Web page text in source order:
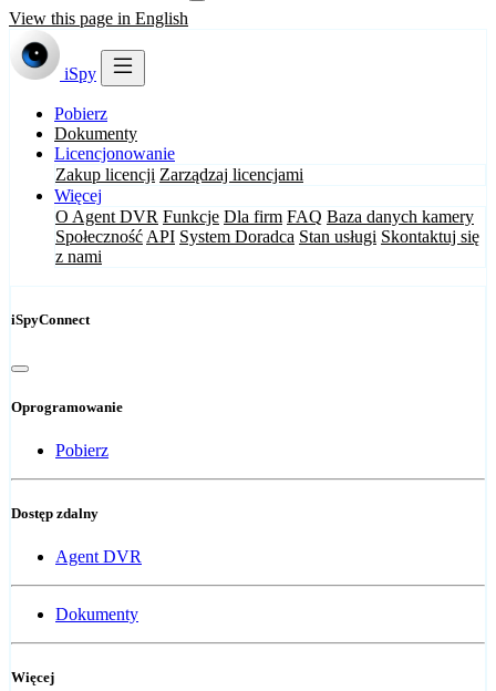
View this page in English
iSpy
Pobierz
Dokumenty
Licencjonowanie
Zakup licencji Zarządzaj licencjami
Więcej
O Agent DVR Funkcje Dla firm FAQ Baza danych kamery
Społeczność API System Doradca Stan usługi Skontaktuj się
z nami
iSpyConnect
Oprogramowanie
Pobierz
Dostęp zdalny
Agent DVR
Dokumenty
Więcej